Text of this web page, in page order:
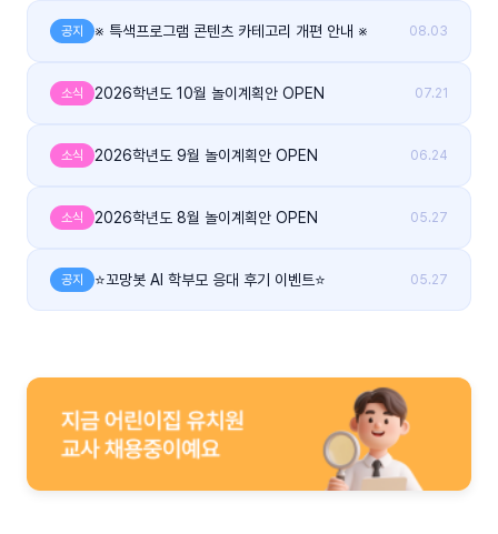
그
공지 ※ 특색프로그램 콘텐츠 카테고리 개편 안내 ※ 08.03
소식 2026학년도 10월 놀이계획안 OPEN 07.21
소식 2026학년도 9월 놀이계획안 OPEN 06.24
소식 2026학년도 8월 놀이계획안 OPEN 05.27
공지 ⭐꼬망봇 AI 학부모 응대 후기 이벤트⭐ 05.27